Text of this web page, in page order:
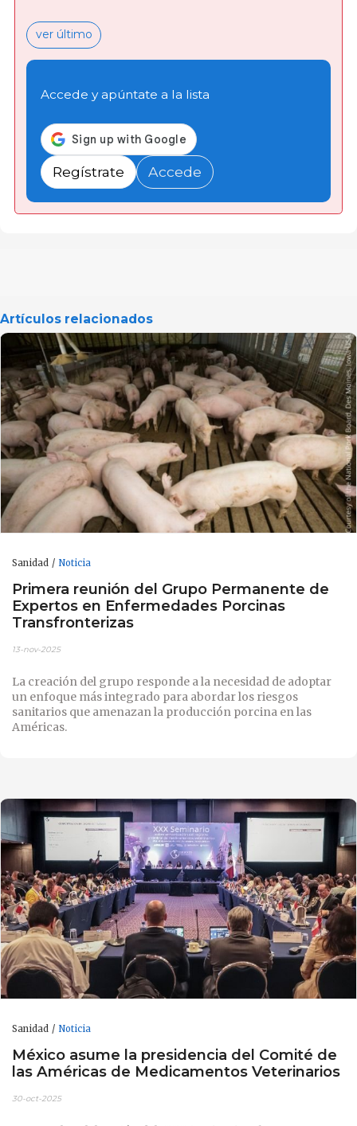
ver último
Accede y apúntate a la lista
Regístrate Accede
Artículos relacionados
Sanidad Noticia
Primera reunión del Grupo Permanente de
Expertos en Enfermedades Porcinas
Transfronterizas
13-nov-2025
La creación del grupo responde a la necesidad de adoptar
un enfoque más integrado para abordar los riesgos
sanitarios que amenazan la producción porcina en las
Américas.
Sanidad Noticia
México asume la presidencia del Comité de
las Américas de Medicamentos Veterinarios
30-oct-2025